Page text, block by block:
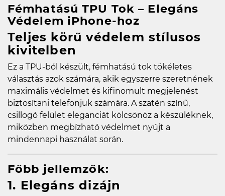
Fémhatású TPU Tok – Elegáns
Védelem iPhone-hoz
Teljes körű védelem stílusos
kivitelben
Ez a TPU-ból készült, fémhatású tok tökéletes
választás azok számára, akik egyszerre szeretnének
maximális védelmet és kifinomult megjelenést
biztosítani telefonjuk számára. A szatén színű,
csillogó felület eleganciát kölcsönöz a készüléknek,
miközben megbízható védelmet nyújt a
mindennapi használat során.
Főbb jellemzők:
1. Elegáns dizájn